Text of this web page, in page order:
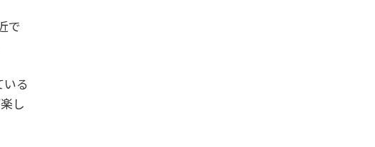
で
る
し